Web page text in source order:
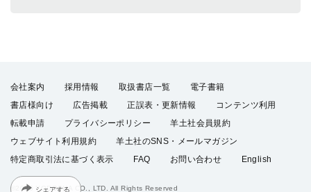
シェアする
会社案内 採用情報 取扱書店一覧
電子書籍
書店様向け
広告掲載 正誤表・更新情報
コンテンツ利用
転載申請
プライバシーポリシー
羊土社会員規約
ウェブサイト利用規約
羊土社のSNS・メールマガジン
特定商取引法に基づく表示
FAQ お問い合わせ English
©2026 YODOSHA CO., LTD. All Rights Reserved